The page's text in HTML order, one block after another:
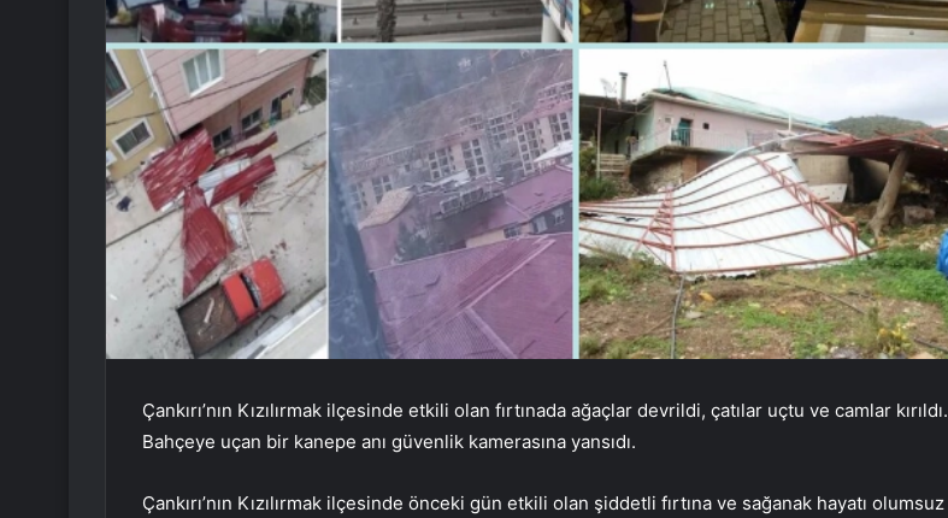
Çankırı’nın Kızılırmak ilçesinde etkili olan fırtınada ağaçlar devrildi, çatılar uçtu ve camlar kırıldı.
Bahçeye uçan bir kanepe anı güvenlik kamerasına yansıdı.
Çankırı’nın Kızılırmak ilçesinde önceki gün etkili olan şiddetli fırtına ve sağanak hayatı olumsuz